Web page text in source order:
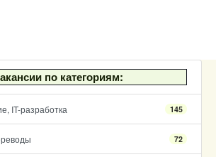
по категориям:
IT-разработка 145
72